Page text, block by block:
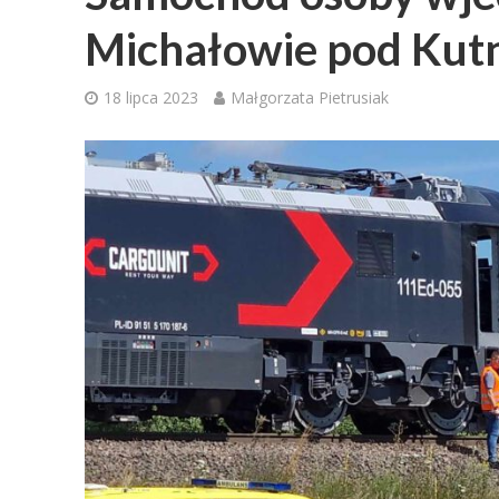
Michałowie pod
18 lipca 2023 Małgorzata Pietrusiak